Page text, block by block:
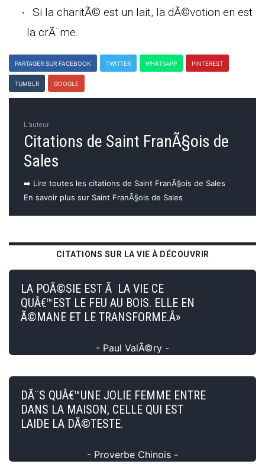
Si la charitÃ© est un lait, la dÃ©votion en est
la crÃ¨me.
PARTAGER SUR FACEBOOK TWITTER WHATSAPP PINTEREST
TUMBLR GOOGLE
L'auteur
Citations de Saint FranÃ§ois de
Sales
➡️ Lire toutes les citations de Saint FranÃ§ois de Sales
En savoir plus sur Saint FranÃ§ois de Sales
CITATIONS SUR LA VIE À DÉCOUVRIR
LA POÃ©SIE EST Ã LA VIE CE
QUÂ€™EST LE FEU AU BOIS. ELLE EN
Ã©MANE ET LE TRANSFORME.Â»
- Paul ValÃ©ry -
DÃ¨S QUÂ€™UNE JOLIE FEMME ENTRE
DANS LA MAISON, CELLE QUI EST
LAIDE LA DÃ©TESTE.
- Proverbe Chinois -